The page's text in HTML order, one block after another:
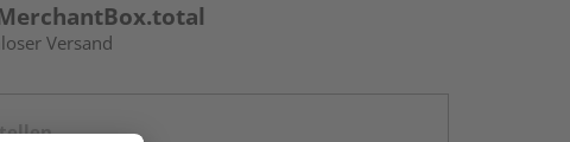
Versand